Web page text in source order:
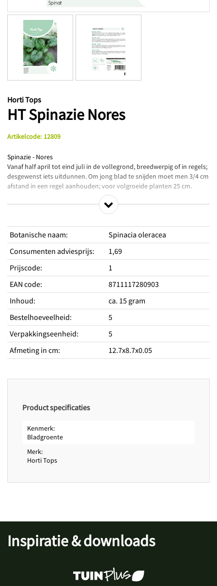
Horti Tops
HT Spinazie Nores
Artikelcode: 12809
Spinazie - Nores
Vanaf half april tot eind juli in de vollegrond, breedwerpig of in regels;
desgewenst iets uitdunnen. Om jong blad te snijden moet men 3/4 cm
afstand in een regel aanhouden; voor volgroeide planten 25 cm.
Groeit langzaam en daarom geschikt voor zomerteelt
Wolf Resistent tegen Fysio 1 en 2
Het malse blad smaakt uitstekend
Standplaats
Zaaien vollegrond
ja
Standplaats licht
Periodes
Zaaitijd buiten van
Zaaitijd buiten tot
juli
Oogsttijd van
Oogsttijd tot
september
Verzorgingsadvies
houdt grond voldoende vochtig
Zaadkenmerken
Botanische naam:
Spinacia oleracea
Consumenten adviesprijs:
1,69
Prijscode:
1
EAN code:
8711117280903
Inhoud:
ca. 15 gram
Bestelhoeveelheid:
5
Verpakkingseenheid:
5
Afmeting in cm: 12.7x8.7x0.05
Product specificaties
Kenmerk
Bladgroente
Merk
Horti Tops
Inspiratie & downloads